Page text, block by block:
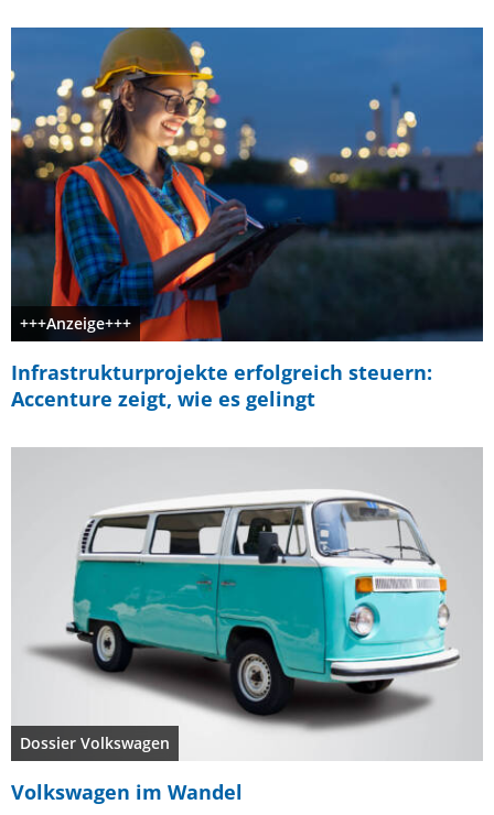
+++Anzeige+++
Infrastrukturprojekte erfolgreich steuern:
Accenture zeigt, wie es gelingt
Dossier Volkswagen
Volkswagen im Wandel